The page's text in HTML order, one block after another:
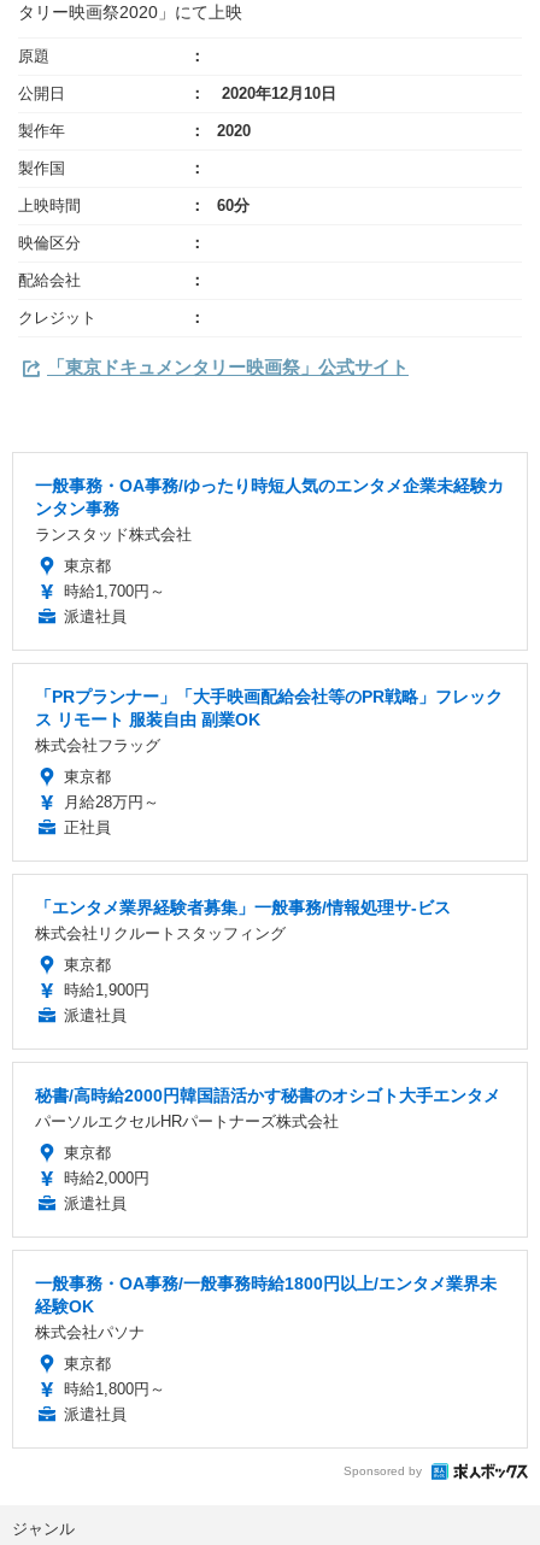
タリー映画祭2020」にて上映
原題
公開日 2020年12月10日
製作年 2020
製作国
上映時間 60分
映倫区分
配給会社
クレジット
「東京ドキュメンタリー映画祭」公式サイト
一般事務・OA事務/ゆったり時短人気のエンタメ企業未経験カ
ンタン事務
ランスタッド株式会社
東京都
時給1,700円～
派遣社員
「PRプランナー」「大手映画配給会社等のPR戦略」フレック
ス リモート 服装自由 副業OK
株式会社フラッグ
東京都
月給28万円～
正社員
「エンタメ業界経験者募集」一般事務/情報処理サ-ビス
株式会社リクルートスタッフィング
東京都
時給1,900円
派遣社員
秘書/高時給2000円韓国語活かす秘書のオシゴト大手エンタメ
パーソルエクセルHRパートナーズ株式会社
東京都
時給2,000円
派遣社員
一般事務・OA事務/一般事務時給1800円以上/エンタメ業界未
経験OK
株式会社パソナ
東京都
時給1,800円～
派遣社員
Sponsored by
ジャンル